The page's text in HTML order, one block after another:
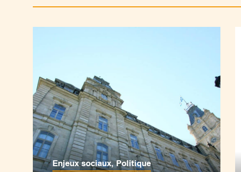
Enjeux sociaux,Politique